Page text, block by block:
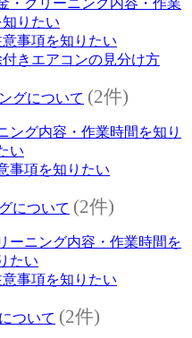
・クリーニング内容・作業
りたい
意事項を知りたい
きエアコンの見分け方
グについて (2件)
ング内容・作業時間を知り
い
事項を知りたい
について (2件)
ーニング内容・作業時間を
たい
意事項を知りたい
ついて (2件)